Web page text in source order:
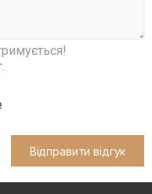
Відправити відгук